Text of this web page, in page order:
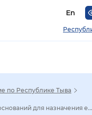
En
по Республике Тыва
для назначения е...